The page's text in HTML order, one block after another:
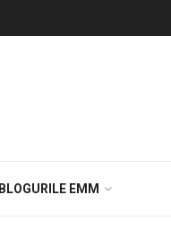
BLOGURILE EMM